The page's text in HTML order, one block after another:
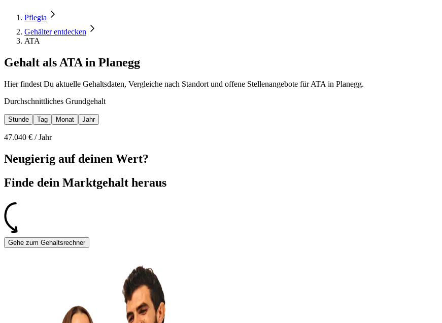
Pflegia
Gehälter entdecken
ATA
Gehalt als ATA in Planegg
Hier findest Du aktuelle Gehaltsdaten, Vergleiche nach Standort und offene Stellenangebote für ATA in Planegg.
Durchschnittliches Grundgehalt
Stunde Tag Monat Jahr
47.040 € /Jahr
Neugierig auf deinen Wert?
Finde dein Marktgehalt heraus
Gehe zum Gehaltsrechner